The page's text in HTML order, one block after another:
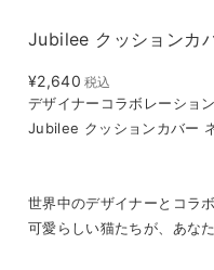
Jubilee クッションカ
¥2,640 税込
デザイナーコラボレーショ
Jubilee クッションカバー
世界中のデザイナーとコラ
可愛らしい猫たちが、あな